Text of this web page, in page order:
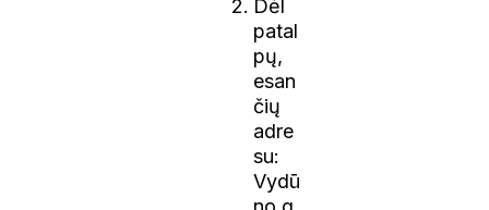
Dėl
patal
pų,
esan
čių
adre
su:
Vydū